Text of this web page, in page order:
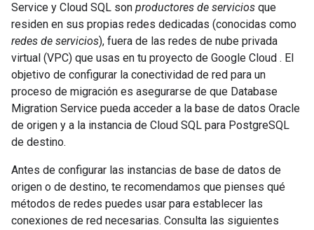
Service y Cloud SQL son productores de servicios que
residen en sus propias redes dedicadas (conocidas como
redes de servicios), fuera de las redes de nube privada
virtual (VPC) que usas en tu proyecto de Google Cloud . El
objetivo de configurar la conectividad de red para un
proceso de migración es asegurarse de que Database
Migration Service pueda acceder a la base de datos Oracle
de origen y a la instancia de Cloud SQL para PostgreSQL
de destino.
Antes de configurar las instancias de base de datos de
origen o de destino, te recomendamos que pienses qué
métodos de redes puedes usar para establecer las
conexiones de red necesarias. Consulta las siguientes